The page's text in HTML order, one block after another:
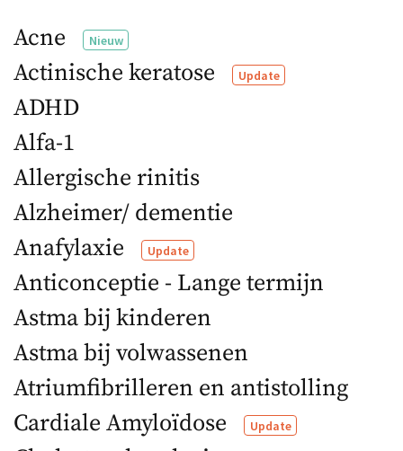
Acne Nieuw
Actinische keratose Update
ADHD
Alfa-1
Allergische rinitis
Alzheimer/ dementie
Anafylaxie
Update
Anticonceptie - Lange termijn
Astma bij kinderen
Astma bij volwassenen
Atriumfibrilleren en antistolling
Cardiale Amyloïdose
Update